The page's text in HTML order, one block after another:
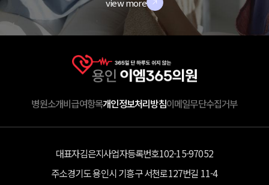
병원소개비급여항목개인정보처리방침이메일무단수집거부
대표자김은지사업자등록번호102-15-97052
주소경기도 용인시 기흥구 서천로127번길 11-4